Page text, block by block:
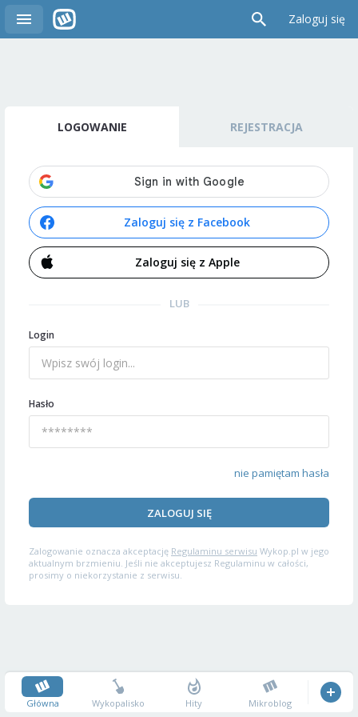
Zaloguj się
LOGOWANIE REJESTRACJA
Zaloguj się z Facebook
Zaloguj się z Apple
LUB
Login
Hasło
nie pamiętam hasła
ZALOGUJ SIĘ
Zalogowanie oznacza akceptację Regulaminu serwisu Wykop.pl w jego
aktualnym brzmieniu. Jeśli nie akceptujesz Regulaminu w całości,
prosimy o niekorzystanie z serwisu.
Główna Wykopalisko Hity Mikroblog